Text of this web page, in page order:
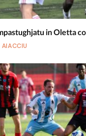
in Oletta
AIACCIU